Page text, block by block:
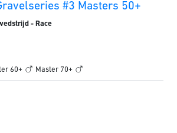
#3 Masters 50+
- Race
60+ Master 70+